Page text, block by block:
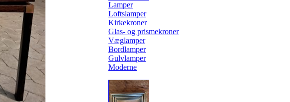
Lamper
Loftslamper
Kirkekroner
Glas- og prismekroner
Væglamper
Bordlamper
Gulvlamper
Moderne